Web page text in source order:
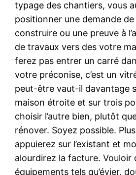
typage des chantiers, vous
positionner une demande
construire ou une preuve à
de travaux vers des votre
ferez pas entrer un carré
votre préconise, c’est un
peut-être vaut-il davantage
maison étroite et sur trois
choisir l’autre bien, plutôt
rénover. Soyez possible.
appuierez sur l’existant et
alourdirez la facture. Vouloir
équipements tels qu’évier,